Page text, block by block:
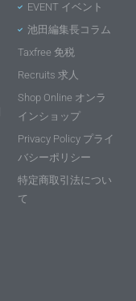
EVENT イベント
池田編集長コラム
Taxfree 免税
Recruits 求人
Shop Online オンラ
インショップ
Privacy Policy プライ
バシーポリシー
特定商取引法につい
て